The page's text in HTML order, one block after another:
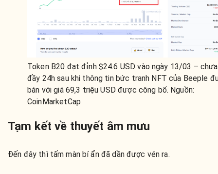
Token B20 đạt đỉnh $24.6 USD vào ngày 13/03 – chưa
đầy 24h sau khi thông tin bức tranh NFT của Beeple
bán với giá 69,3 triệu USD được công bố. Nguồn:
CoinMarketCap
Tạm kết về thuyết âm mưu
Đến đây thì tấm màn bí ẩn đã dần được vén ra.